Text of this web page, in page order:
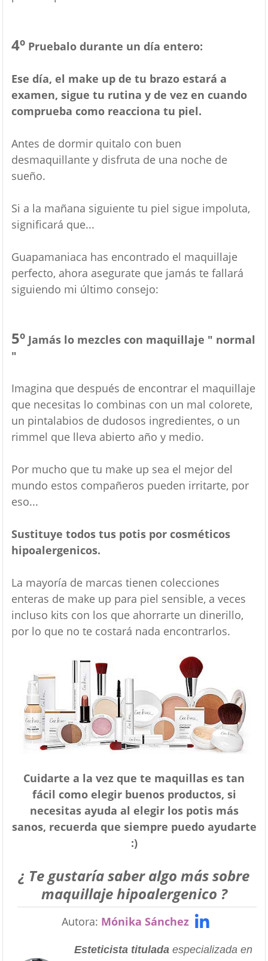
4ºPruebalo durante un día entero:
Ese día, el make up de tu brazo estará a
examen, sigue tu rutina y de vez en cuando
comprueba como reacciona tu piel.
Antes de dormir quitalo con buen
desmaquillante y disfruta de una noche de
sueño.
Si a la mañana siguiente tu piel sigue impoluta,
significará que...
Guapamaniaca has encontrado el maquillaje
perfecto, ahora asegurate que jamás te fallará
siguiendo mi último consejo:
5ºJamás lo mezcles con maquillaje " normal
"
Imagina que después de encontrar el maquillaje
que necesitas lo combinas con un mal colorete,
un pintalabios de dudosos ingredientes, o un
rimmel que lleva abierto año y medio.
Por mucho que tu make up sea el mejor del
mundo estos compañeros pueden irritarte, por
eso...
Sustituye todos tus potis por cosméticos
hipoalergenicos.
La mayoría de marcas tienen colecciones
enteras de make up para piel sensible, a veces
incluso kits con los que ahorrarte un dinerillo,
por lo que no te costará nada encontrarlos.
Cuidarte a la vez que te maquillas es tan
fácil como elegir buenos productos, si
necesitas ayuda al elegir los potis más
sanos, recuerda que siempre puedo ayudarte
:)
¿ Te gustaría saber algo más sobre
maquillaje hipoalergenico ?
Autora: Mónika Sánchez
Esteticista tituladaespecializada en